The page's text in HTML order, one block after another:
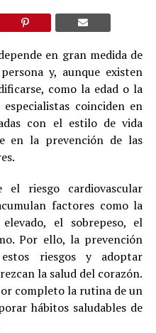
en gran medida de
y, aunque existen
como la edad o la
coinciden en
con el estilo de vida
en la prevención de las
el riesgo cardiovascular
factores como la
el sobrepeso, el
Por ello, la prevención
riesgos y adoptar
la salud del corazón.
completo la rutina de un
hábitos saludables de